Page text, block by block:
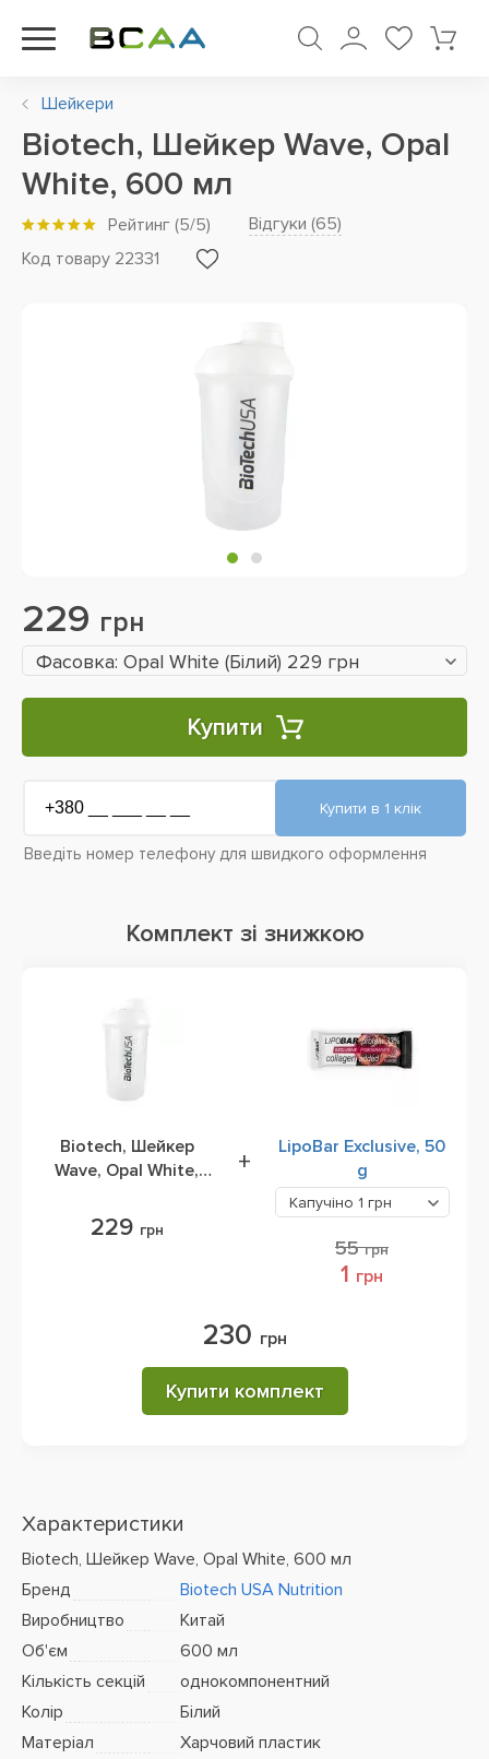
Шейкери
Biotech, Шейкер Wave, Opal
White, 600 мл
Рейтинг (5/5) Відгуки (65)
Код товару 22331
229 грн
Фасовка: Opal White (Білий) 229 грн
Купити
Введіть номер телефону для швидкого оформлення
Комплект зі знижкою
Biotech, Шейкер
Wave, Opal White,
229 грн
+
LipoBar Exclusive, 50
g
Капучіно 1 грн
55грн
1 грн
230 грн
Купити комплект
Характеристики
Biotech, Шейкер Wave, Opal White, 600 мл
Бренд
Biotech USA Nutrition
Виробництво
Китай
Об'єм
600 мл
Кількість секцій
однокомпонентний
Колір
Білий
Матеріал
Харчовий пластик